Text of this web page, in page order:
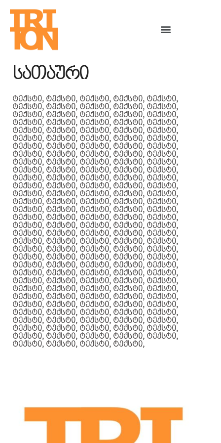
სათაური
ტექსტი, ტექსტი, ტექსტი, ტექსტი, ტექსტი,
ტექსტი, ტექსტი, ტექსტი, ტექსტი, ტექსტი,
ტექსტი, ტექსტი, ტექსტი, ტექსტი, ტექსტი,
ტექსტი, ტექსტი, ტექსტი, ტექსტი, ტექსტი,
ტექსტი, ტექსტი, ტექსტი, ტექსტი, ტექსტი,
ტექსტი, ტექსტი, ტექსტი, ტექსტი, ტექსტი,
ტექსტი, ტექსტი, ტექსტი, ტექსტი, ტექსტი,
ტექსტი, ტექსტი, ტექსტი, ტექსტი, ტექსტი,
ტექსტი, ტექსტი, ტექსტი, ტექსტი, ტექსტი,
ტექსტი, ტექსტი, ტექსტი, ტექსტი, ტექსტი,
ტექსტი, ტექსტი, ტექსტი, ტექსტი, ტექსტი,
ტექსტი, ტექსტი, ტექსტი, ტექსტი, ტექსტი,
ტექსტი, ტექსტი, ტექსტი, ტექსტი, ტექსტი,
ტექსტი, ტექსტი, ტექსტი, ტექსტი, ტექსტი,
ტექსტი, ტექსტი, ტექსტი, ტექსტი, ტექსტი,
ტექსტი, ტექსტი, ტექსტი, ტექსტი, ტექსტი,
ტექსტი, ტექსტი, ტექსტი, ტექსტი, ტექსტი,
ტექსტი, ტექსტი, ტექსტი, ტექსტი, ტექსტი,
ტექსტი, ტექსტი, ტექსტი, ტექსტი, ტექსტი,
ტექსტი, ტექსტი, ტექსტი, ტექსტი, ტექსტი,
ტექსტი, ტექსტი, ტექსტი, ტექსტი, ტექსტი,
ტექსტი, ტექსტი, ტექსტი, ტექსტი, ტექსტი,
ტექსტი, ტექსტი, ტექსტი, ტექსტი, ტექსტი,
ტექსტი, ტექსტი, ტექსტი, ტექსტი, ტექსტი,
ტექსტი, ტექსტი, ტექსტი, ტექსტი, ტექსტი,
ტექსტი, ტექსტი, ტექსტი, ტექსტი, ტექსტი,
ტექსტი, ტექსტი, ტექსტი, ტექსტი, ტექსტი,
ტექსტი, ტექსტი, ტექსტი, ტექსტი, ტექსტი,
ტექსტი, ტექსტი, ტექსტი, ტექსტი, ტექსტი,
ტექსტი, ტექსტი, ტექსტი, ტექსტი, ტექსტი,
ტექსტი, ტექსტი, ტექსტი, ტექსტი, ტექსტი,
ტექსტი, ტექსტი, ტექსტი, ტექსტი,